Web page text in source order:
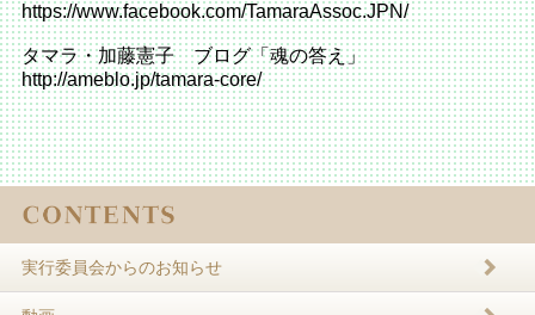
https://www.facebook.com/TamaraAssoc.JPN/
タマラ・加藤憲子 ブログ「魂の答え」
http://ameblo.jp/tamara-core/
実行委員会からのお知らせ